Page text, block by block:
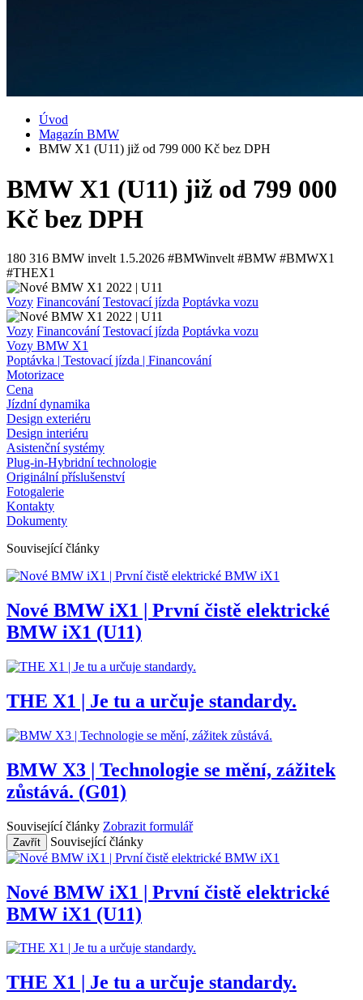
Úvod
Magazín BMW
BMW X1 (U11) již od 799 000 Kč bez DPH
BMW X1 (U11) již od 799 000
Kč bez DPH
180 316 BMW invelt 1.5.2026 #BMWinvelt #BMW #BMWX1
#THEX1
Vozy Financování Testovací jízda Poptávka vozu
Vozy Financování Testovací jízda Poptávka vozu
Vozy BMW X1
Poptávka | Testovací jízda | Financování
Motorizace
Cena
Jízdní dynamika
Design exteriéru
Design interiéru
Asistenční systémy
Plug-in-Hybridní technologie
Originální příslušenství
Fotogalerie
Kontakty
Dokumenty
Související články
Nové BMW iX1 | První čistě elektrické
BMW iX1 (U11)
THE X1 | Je tu a určuje standardy.
BMW X3 | Technologie se mění, zážitek
zůstává. (G01)
Související články Zobrazit formulář
Zavřít Související články
Nové BMW iX1 | První čistě elektrické
BMW iX1 (U11)
THE X1 | Je tu a určuje standardy.